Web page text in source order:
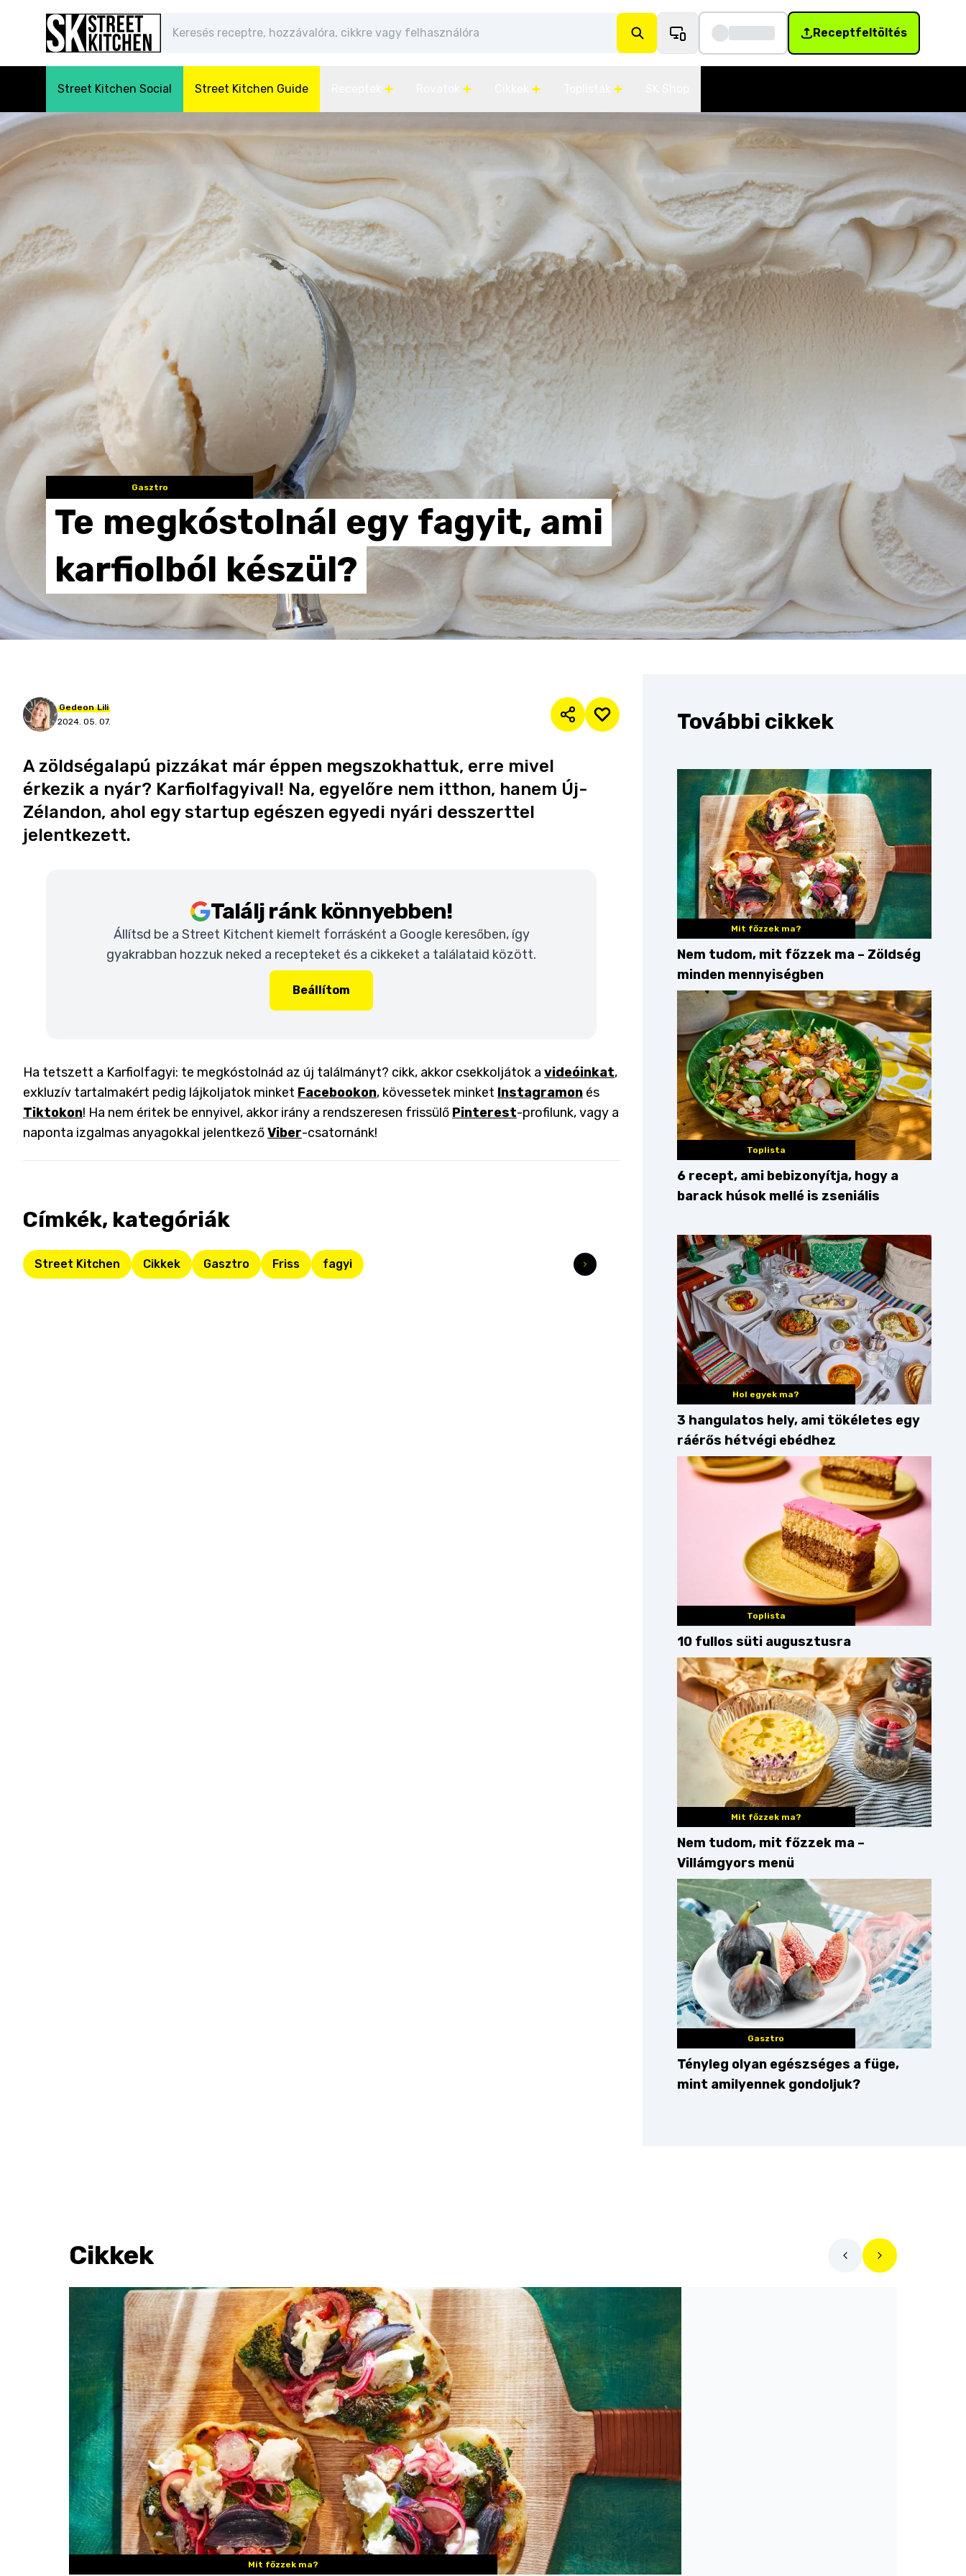
Receptfeltöltés
Street Kitchen Social Street Kitchen Guide
Gasztro
Te megkóstolnál egy fagyit, ami
karfiolból készül?
Gedeon Lili
2024. 05. 07.
A zöldségalapú pizzákat már éppen megszokhattuk, erre mivel
érkezik a nyár? Karfiolfagyival! Na, egyelőre nem itthon, hanem Új-
Zélandon, ahol egy startup egészen egyedi nyári desszerttel
jelentkezett.
Találj ránk könnyebben!
Állítsd be a Street Kitchent kiemelt forrásként a Google keresőben, így
gyakrabban hozzuk neked a recepteket és a cikkeket a találataid között.
Beállítom
Ha tetszett a Karfiolfagyi: te megkóstolnád az új találmányt? cikk, akkor csekkoljátok a videóinkat,
exkluzív tartalmakért pedig lájkoljatok minket Facebookon, kövessetek minket Instagramon és
Tiktokon! Ha nem éritek be ennyivel, akkor irány a rendszeresen frissülő Pinterest-profilunk, vagy a
naponta izgalmas anyagokkal jelentkezőViber-csatornánk!
Címkék, kategóriák
Street Kitchen Cikkek Gasztro Friss fagyi
További cikkek
Mit főzzek ma?
Nem tudom, mit főzzek ma – Zöldség
minden mennyiségben
Toplista
6 recept, ami bebizonyítja, hogy a
barack húsok mellé is zseniális
Hol egyek ma?
3 hangulatos hely, ami tökéletes egy
ráérős hétvégi ebédhez
Toplista
10 fullos süti augusztusra
Mit főzzek ma?
Nem tudom, mit főzzek ma –
Villámgyors menü
Gasztro
Tényleg olyan egészséges a füge,
mint amilyennek gondoljuk?
Cikkek
Mit főzzek ma?